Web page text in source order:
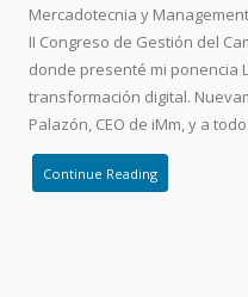
Mercadotecnia y
II Congreso de Gestión del
donde presenté mi ponencia
transformación digital.
Palazón, CEO de iMm, y a
Continue Reading